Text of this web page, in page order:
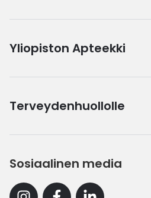
Yliopiston Apteekki
Terveydenhuollolle
Sosiaalinen media